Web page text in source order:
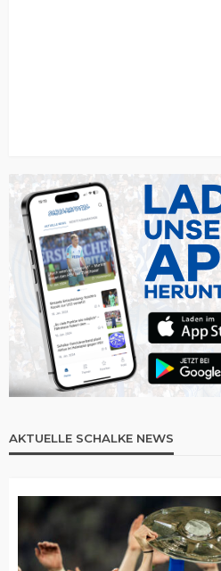
AKTUELLE SCHALKE NEWS